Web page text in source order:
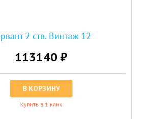
2 ств. Винтаж 12
113140 ₽
В КОРЗИНУ
Купить в 1 клик